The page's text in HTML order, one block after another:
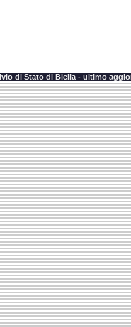
di Stato di Biella - ultimo